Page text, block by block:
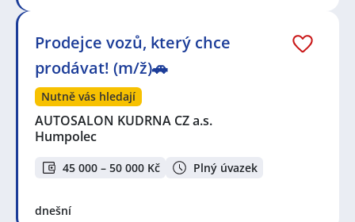
Prodejce vozů, který chce
prodávat! (m/ž)🚗
Nutně vás hledají
AUTOSALON KUDRNA CZ a.s.
Humpolec
45 000 – 50 000 Kč Plný úvazek
dnešní